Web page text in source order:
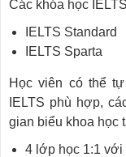
Các khóa học
IELTS Standard
IELTS Sparta
Học viên có thể
IELTS phù hợp,
gian biểu khoa học
4 lớp học 1:1